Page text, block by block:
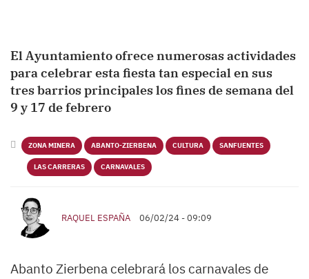
El Ayuntamiento ofrece numerosas actividades
para celebrar esta fiesta tan especial en sus
tres barrios principales los fines de semana del
9 y 17 de febrero
ZONA MINERA ABANTO-ZIERBENA CULTURA SANFUENTES
LAS CARRERAS CARNAVALES
RAQUEL ESPAÑA 06/02/24 - 09:09
Abanto Zierbena celebrará los carnavales de